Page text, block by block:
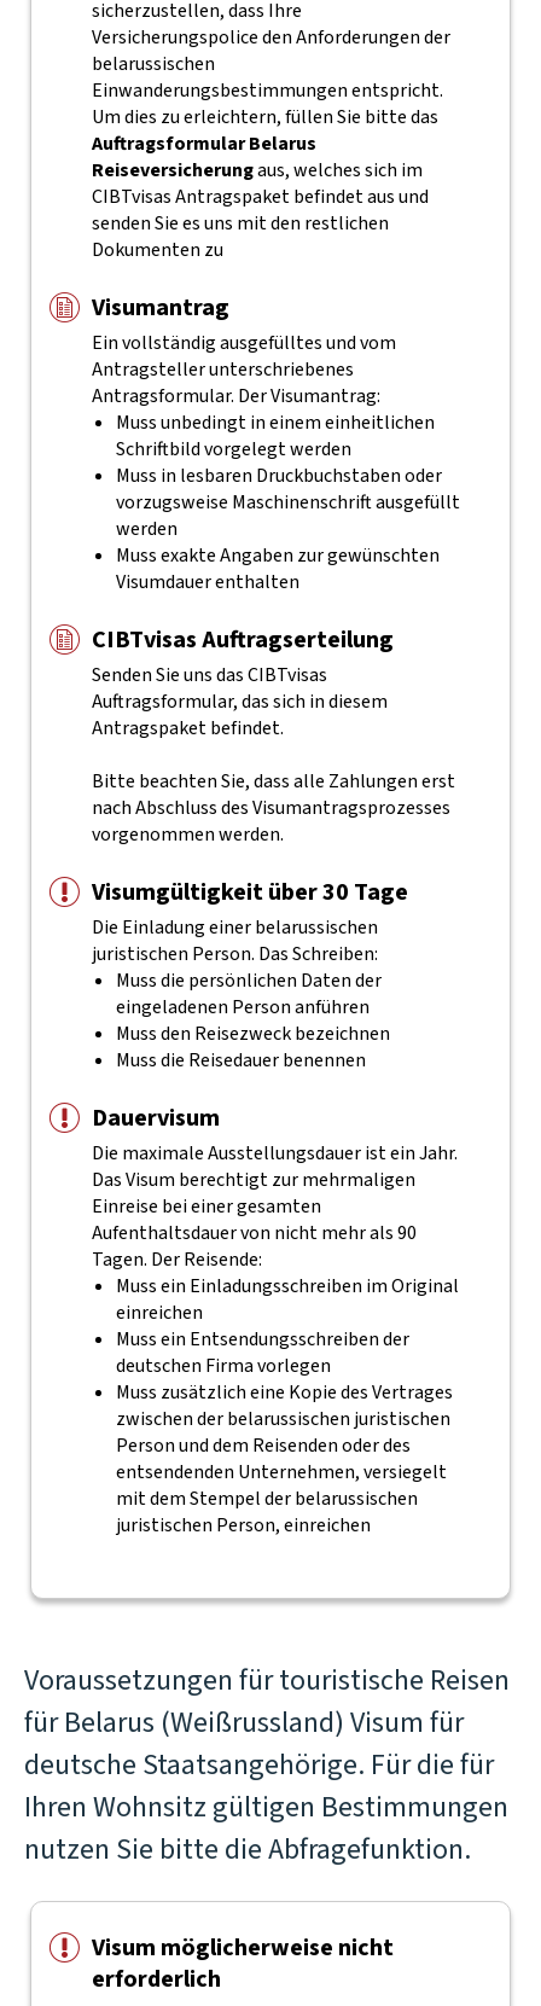
sicherzustellen, dass Ihre
Versicherungspolice den Anforderungen der
belarussischen
Einwanderungsbestimmungen entspricht.
Um dies zu erleichtern, füllen Sie bitte das
Auftragsformular Belarus
Reiseversicherungaus, welches sich im
CIBTvisas Antragspaket befindet aus und
senden Sie es uns mit den restlichen
Dokumenten zu
Visumantrag
Ein vollständig ausgefülltes und vom
Antragsteller unterschriebenes
Antragsformular. Der Visumantrag:
Muss unbedingt in einem einheitlichen
Schriftbild vorgelegt werden
Muss in lesbaren Druckbuchstaben oder
vorzugsweise Maschinenschrift ausgefüllt
werden
Muss exakte Angaben zur gewünschten
Visumdauer enthalten
CIBTvisas Auftragserteilung
Senden Sie uns das CIBTvisas
Auftragsformular, das sich in diesem
Antragspaket befindet.
Bitte beachten Sie, dass alle Zahlungen erst
nach Abschluss des Visumantragsprozesses
vorgenommen werden.
Visumgültigkeit über 30 Tage
Die Einladung einer belarussischen
juristischen Person. Das Schreiben:
Muss die persönlichen Daten der
eingeladenen Person anführen
Muss den Reisezweck bezeichnen
Muss die Reisedauer benennen
Dauervisum
Die maximale Ausstellungsdauer ist ein Jahr.
Das Visum berechtigt zur mehrmaligen
Einreise bei einer gesamten
Aufenthaltsdauer von nicht mehr als 90
Tagen. Der Reisende:
Muss ein Einladungsschreiben im Original
einreichen
Muss ein Entsendungsschreiben der
deutschen Firma vorlegen
Muss zusätzlich eine Kopie des Vertrages
zwischen der belarussischen juristischen
Person und dem Reisenden oder des
entsendenden Unternehmen, versiegelt
mit dem Stempel der belarussischen
juristischen Person, einreichen
Voraussetzungen für touristische Reisen
für Belarus (Weißrussland) Visum für
deutsche Staatsangehörige. Für die für
Ihren Wohnsitz gültigen Bestimmungen
nutzen Sie bitte die Abfragefunktion.
Visum möglicherweise nicht
erforderlich